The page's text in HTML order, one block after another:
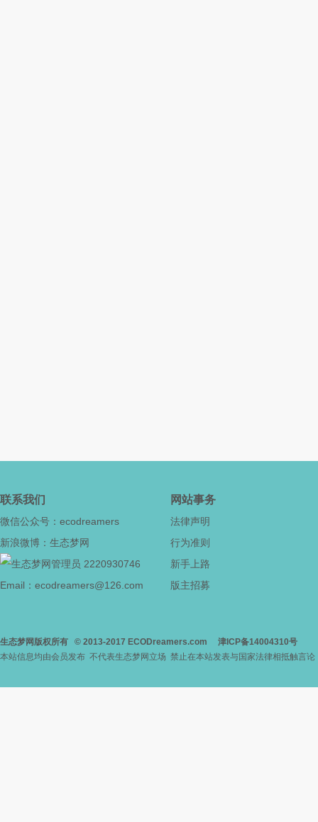
联系我们
微信公众号：ecodreamers
新浪微博：生态梦网
2220930746
Email：ecodreamers@126.com
网站事务
法律声明
行为准则
新手上路
版主招募
生态梦网版权所有 © 2013-2017 ECODreamers.com
津ICP备14004310号
本站信息均由会员发布 不代表生态梦网立场 禁止在本站发表与国家法律相抵触言论